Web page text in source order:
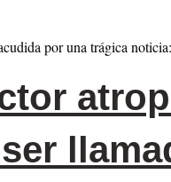
por una trágica